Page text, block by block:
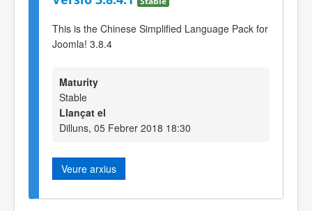
This is the Chinese Simplified Language Pack for
Joomla! 3.8.4
Maturity
Stable
Llançat el
Dilluns, 05 Febrer 2018 18:30
Veure arxius